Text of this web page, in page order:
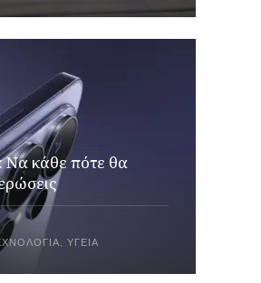
Να κάθε πότε θα
,ΥΓΕΊΑ